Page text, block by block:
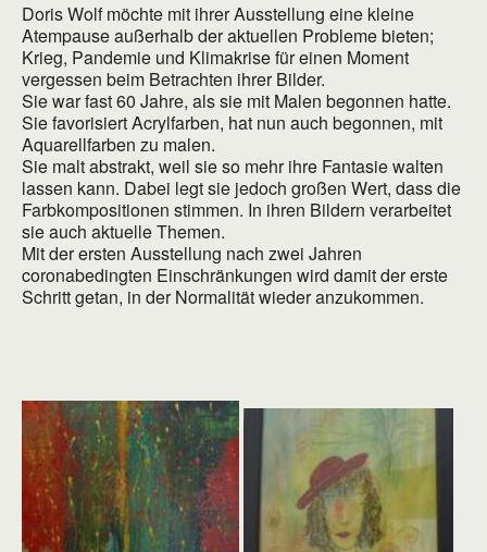
Doris Wolf möchte mit ihrer Ausstellung eine kleine
Atempause außerhalb der aktuellen Probleme bieten;
Krieg, Pandemie und Klimakrise für einen Moment
vergessen beim Betrachten ihrer Bilder.
Sie war fast 60 Jahre, als sie mit Malen begonnen hatte.
Sie favorisiert Acrylfarben, hat nun auch begonnen, mit
Aquarellfarben zu malen.
Sie malt abstrakt, weil sie so mehr ihre Fantasie walten
lassen kann. Dabei legt sie jedoch großen Wert, dass die
Farbkompositionen stimmen. In ihren Bildern verarbeitet
sie auch aktuelle Themen.
Mit der ersten Ausstellung nach zwei Jahren
coronabedingten Einschränkungen wird damit der erste
Schritt getan, in der Normalität wieder anzukommen.